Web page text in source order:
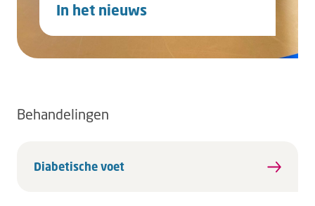
In het nieuws
Behandelingen
Diabetische voet